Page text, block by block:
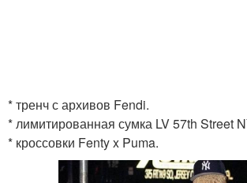
* тренч с архивов Fendi.
* лимитированная сумка LV 57th Street
* кроссовки Fenty x Puma.